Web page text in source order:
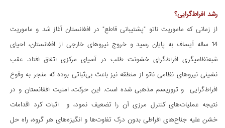
رشد افراط­گرایی؟
از زمانی که ماموریت ناتو "پشتیبانی قاطع" در افغانستان آغاز شد و ماموریت
14 ساله آیساف به پایان رسید و خروج نیروهای خارجی از افغانستان، احیای
شبه­نظامی­گری افراطگرای خشونت طلب در آسیای مرکزی اتفاق افتاد. عقب­
نشینی نیروهای نظامی ناتو از منطقه نیز باعث بی­ثباتی بوده که منجر به وقوع
افراط­گرایی و تروریسم مذهبی شده است. این حرکت، امنیت افغانستان و در
نتیجه عملیات­های کنترل مرزی آن را تضعیف نمود، و اثبات کرد اقدامات
خشن علیه جناح­های افراطی بدون درک تفاوت­ها و انگیزه­های هر گروه، راه حل